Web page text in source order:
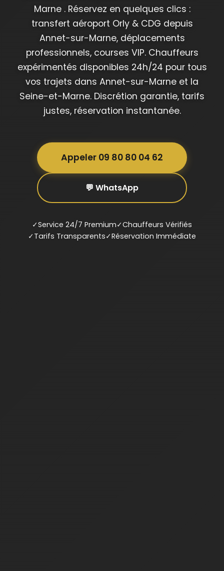
Marne . Réservez en quelques clics :
transfert aéroport Orly & CDG depuis
Annet-sur-Marne, déplacements
professionnels, courses VIP. Chauffeurs
expérimentés disponibles 24h/24 pour tous
vos trajets dans Annet-sur-Marne et la
Seine-et-Marne. Discrétion garantie, tarifs
justes, réservation instantanée.
Appeler 09 80 80 04 62
💬 WhatsApp
✓Service 24/7 Premium✓Chauffeurs Vérifiés
✓Tarifs Transparents✓Réservation Immédiate